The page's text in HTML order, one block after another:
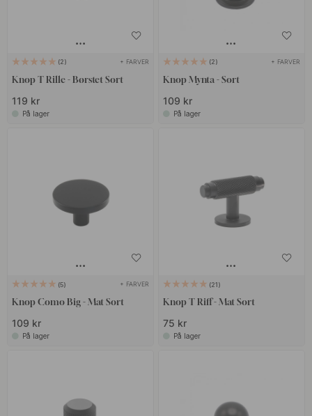
2 + FARVER
Knop T Rille - Børstet Sort
119 kr
På lager
2 + FARVER
Knop Mynta - Sort
109 kr
På lager
5 + FARVER
Knop Como Big - Mat Sort
109 kr
På lager
21
Knop T Riff - Mat Sort
75 kr
På lager